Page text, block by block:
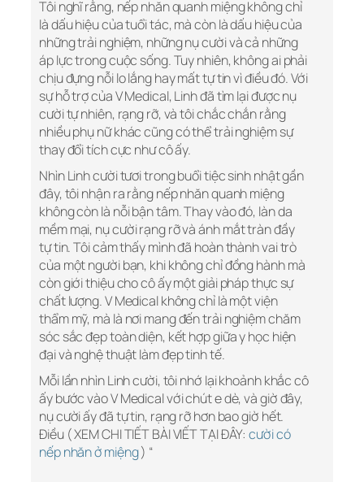
Tôi nghĩ rằng, nếp nhăn quanh miệng không chỉ
là dấu hiệu của tuổi tác, mà còn là dấu hiệu của
những trải nghiệm, những nụ cười và cả những
áp lực trong cuộc sống. Tuy nhiên, không ai phải
chịu đựng nỗi lo lắng hay mất tự tin vì điều đó. Với
sự hỗ trợ của V Medical, Linh đã tìm lại được nụ
cười tự nhiên, rạng rỡ, và tôi chắc chắn rằng
nhiều phụ nữ khác cũng có thể trải nghiệm sự
thay đổi tích cực như cô ấy.
Nhìn Linh cười tươi trong buổi tiệc sinh nhật gần
đây, tôi nhận ra rằng nếp nhăn quanh miệng
không còn là nỗi bận tâm. Thay vào đó, làn da
mềm mại, nụ cười rạng rỡ và ánh mắt tràn đầy
tự tin. Tôi cảm thấy mình đã hoàn thành vai trò
của một người bạn, khi không chỉ đồng hành mà
còn giới thiệu cho cô ấy một giải pháp thực sự
chất lượng. V Medical không chỉ là một viện
thẩm mỹ, mà là nơi mang đến trải nghiệm chăm
sóc sắc đẹp toàn diện, kết hợp giữa y học hiện
đại và nghệ thuật làm đẹp tinh tế.
Mỗi lần nhìn Linh cười, tôi nhớ lại khoảnh khắc cô
ấy bước vào V Medical với chút e dè, và giờ đây,
nụ cười ấy đã tự tin, rạng rỡ hơn bao giờ hết.
Điều ( XEM CHI TIẾT BÀI VIẾT TẠI ĐÂY:cười có
nếp nhăn ở miệng) “